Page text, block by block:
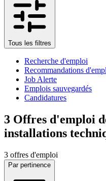
Tous les filtres
Recherche d'emploi
Recommandations
Job Alerte
Emplois sauvegardés
Candidatures
3 Offres d'emploi
installations
3 offres d'emploi
Par pertinence